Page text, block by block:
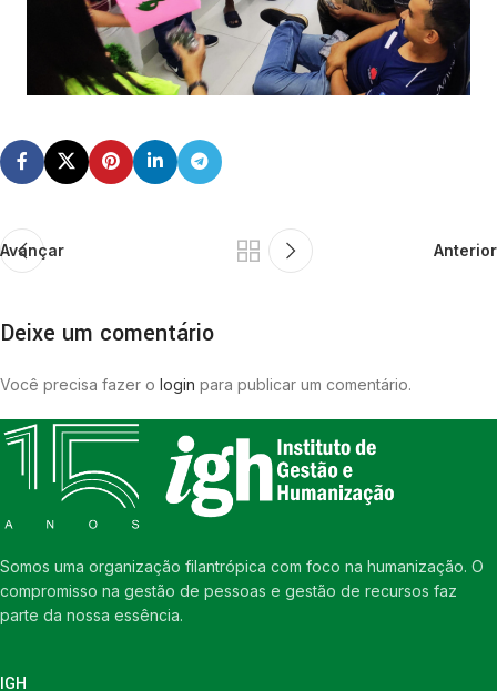
Avançar Anterior
Deixe um comentário
Você precisa fazer o login para publicar um comentário.
Somos uma organização filantrópica com foco na humanização. O
compromisso na gestão de pessoas e gestão de recursos faz
parte da nossa essência.
IGH